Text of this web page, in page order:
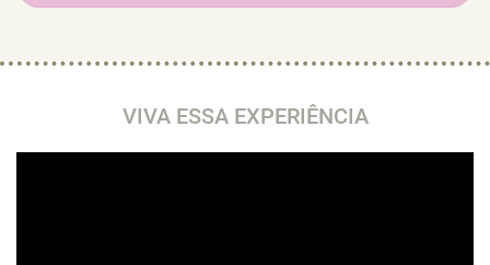
VIVA ESSA EXPERIÊNCIA